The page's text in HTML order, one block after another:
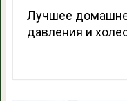
Лучшее
давления и